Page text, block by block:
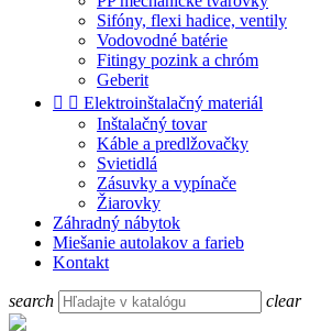
Sifóny, flexi hadice, ventily
Vodovodné batérie
Fitingy pozink a chróm
Geberit
  Elektroinštalačný materiál
Inštalačný tovar
Káble a predlžovačky
Svietidlá
Zásuvky a vypínače
Žiarovky
Záhradný nábytok
Miešanie autolakov a farieb
Kontakt
search clear